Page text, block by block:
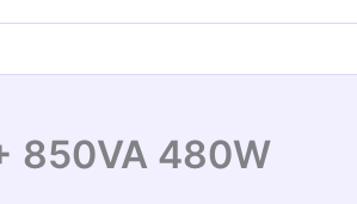
850VA 480W